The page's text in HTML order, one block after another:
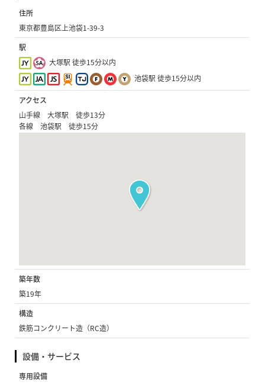
住所
東京都豊島区上池袋1-39-3
駅
大塚駅 徒歩15分以内
池袋駅 徒歩15分以内
アクセス
山手線 大塚駅 徒歩13分
各線 池袋駅 徒歩15分
築年数
築19年
構造
鉄筋コンクリート造（RC造）
設備・サービス
専用設備